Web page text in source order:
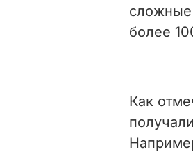
сложные
более
Как